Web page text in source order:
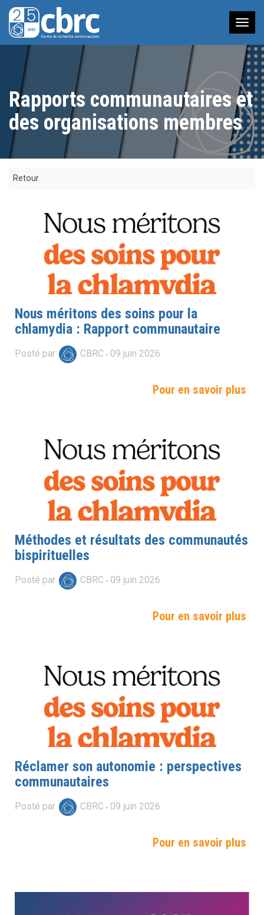
à
Rapports communautaires et
des organisations membres
Retour
Nous méritons des soins pour la
chlamydia : Rapport communautaire
Posté par CBRC 09 juin 2026
Pour en savoir plus
Méthodes et résultats des communautés
bispirituelles
Posté par CBRC 09 juin 2026
Pour en savoir plus
Réclamer son autonomie : perspectives
communautaires
Posté par CBRC 09 juin 2026
Pour en savoir plus